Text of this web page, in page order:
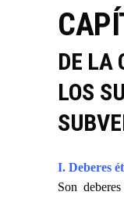
DE LA
LOS
I. Deberes
Son